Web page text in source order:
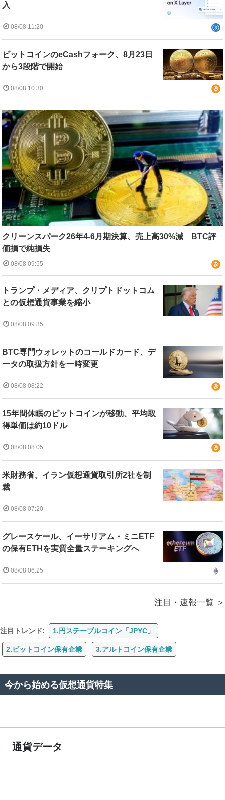
入
08/08 11:20
ビットコインのeCashフォーク、8月23日
から3段階で開始
08/08 10:30
クリーンスパーク26年4-6月期決算、売上高30%減 BTC評
価損で純損失
08/08 09:55
トランプ・メディア、クリプトドットコム
との仮想通貨事業を縮小
08/08 09:35
BTC専門ウォレットのコールドカード、デ
ータの取扱方針を一時変更
08/08 08:22
15年間休眠のビットコインが移動、平均取
得単価は約10ドル
08/08 08:05
米財務省、イラン仮想通貨取引所2社を制
裁
08/08 07:20
グレースケール、イーサリアム・ミニETF
の保有ETHを実質全量ステーキングへ
08/08 06:25
注目・速報一覧
注目トレンド: 1.円ステーブルコイン「JPYC」
2.ビットコイン保有企業 3.アルトコイン保有企業
今から始める仮想通貨特集
通貨データ